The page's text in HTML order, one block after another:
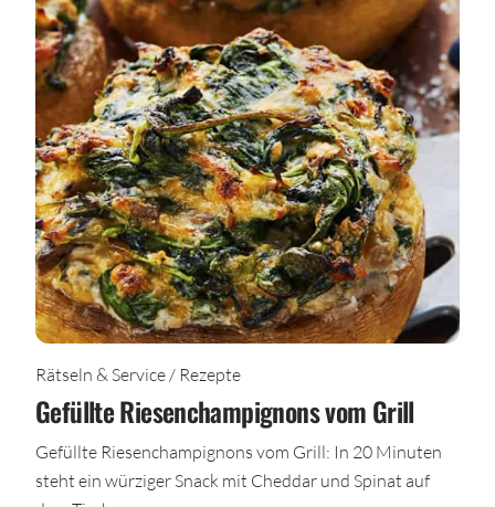
Rätseln & Service / Rezepte
Gefüllte Riesenchampignons vom Grill
Gefüllte Riesenchampignons vom Grill: In 20 Minuten
steht ein würziger Snack mit Cheddar und Spinat auf